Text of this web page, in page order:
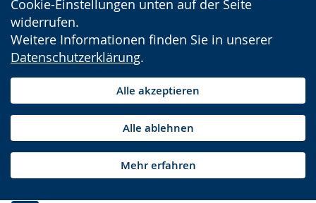
Cookie-Einstellungen unten auf der Seite
widerrufen.
Weitere Informationen finden Sie in unserer
Datenschutzerklärung.
Alle akzeptieren
Alle ablehnen
Mehr erfahren